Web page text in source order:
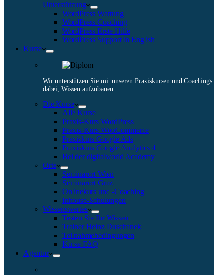
Unterstützung
WordPress Wartung
WordPress Coaching
WordPress Erste Hilfe
WordPress Support in English
Kurse
Wir unterstützen Sie mit unseren Praxiskursen und Coachings
dabei, Wissen aufzubauen.
Die Kurse
Alle Kurse
Praxis-Kurs WordPress
Praxis-Kurs WooCommerce
Praxiskurs Google Ads
Praxiskurs Google Analytics 4
Bei der digitalworld Academy
Orte
Seminarort Wien
Seminarort Graz
Onlinekurs und -Coaching
Inhouse-Schulungen
Wissenswertes
Testen Sie Ihr Wissen
Trainer Heinz Duschanek
Teilnahmebedingungen
Kurse FAQ
Agentur